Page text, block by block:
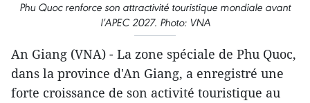
Phu Quoc renforce son attractivité touristique mondiale avant
l’APEC 2027. Photo: VNA
An Giang (VNA) - La zone spéciale de Phu Quoc,
dans la province d'An Giang, a enregistré une
forte croissance de son activité touristique au